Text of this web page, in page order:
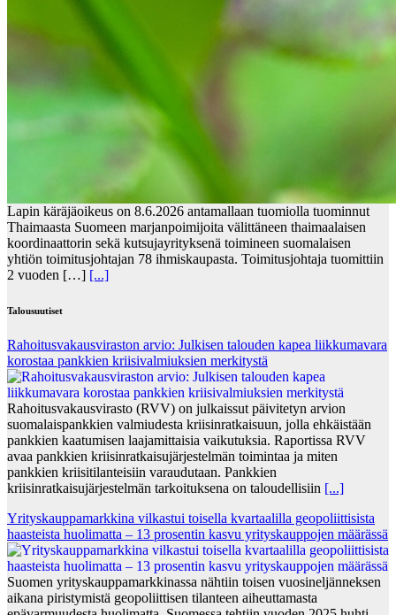
Lapin käräjäoikeus on 8.6.2026 antamallaan tuomiolla tuominnut
Thaimaasta Suomeen marjanpoimijoita välittäneen thaimaalaisen
koordinaattorin sekä kutsujayrityksenä toimineen suomalaisen
yhtiön toimitusjohtajan 78 ihmiskaupasta. Toimitusjohtaja tuomittiin
2 vuoden […] [...]
Talousuutiset
Rahoitusvakausviraston arvio: Julkisen talouden kapea liikkumavara
korostaa pankkien kriisivalmiuksien merkitystä
Rahoitusvakausvirasto (RVV) on julkaissut päivitetyn arvion
suomalaispankkien valmiudesta kriisinratkaisuun, jolla ehkäistään
pankkien kaatumisen laajamittaisia vaikutuksia. Raportissa RVV
avaa pankkien kriisinratkaisujärjestelmän toimintaa ja miten
pankkien kriisitilanteisiin varaudutaan. Pankkien
kriisinratkaisujärjestelmän tarkoituksena on taloudellisiin [...]
Yrityskauppamarkkina vilkastui toisella kvartaalilla geopoliittisista
haasteista huolimatta – 13 prosentin kasvu yrityskauppojen määrässä
Suomen yrityskauppamarkkinassa nähtiin toisen vuosineljänneksen
aikana piristymistä geopoliittisen tilanteen aiheuttamasta